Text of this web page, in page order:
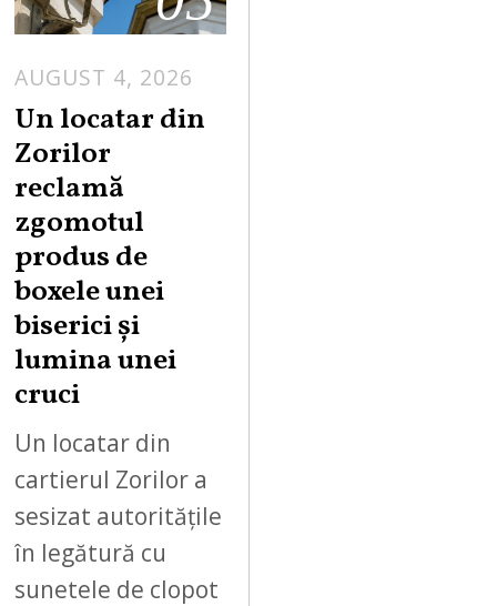
AUGUST 4, 2026
Un locatar din
Zorilor
reclamă
zgomotul
produs de
boxele unei
biserici și
lumina unei
cruci
Un locatar din
cartierul Zorilor a
sesizat autoritățile
în legătură cu
sunetele de clopot